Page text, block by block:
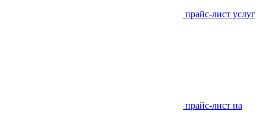
прайс-лист услуг
прайс-лист на